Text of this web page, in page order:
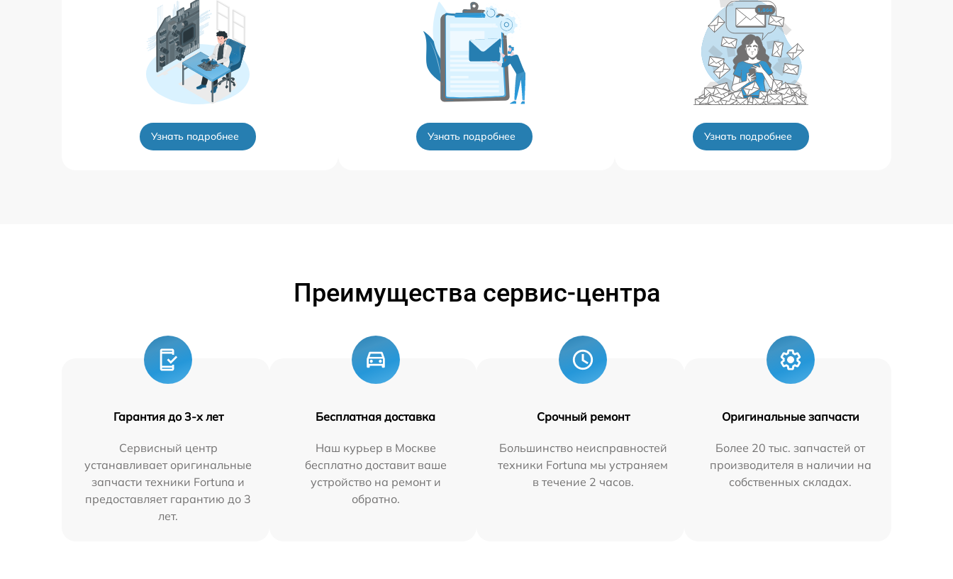
Узнать подробнее Узнать подробнее Узнать подробнее
Преимущества сервис-центра
Гарантия до 3-х лет
Сервисный центр
устанавливает оригинальные
запчасти техники Fortuna и
предоставляет гарантию до 3
лет.
Бесплатная доставка
Наш курьер в Москве
бесплатно доставит ваше
устройство на ремонт и
обратно.
Срочный ремонт
Большинство неисправностей
техники Fortuna мы устраняем
в течение 2 часов.
Оригинальные запчасти
Более 20 тыс. запчастей от
производителя в наличии на
собственных складах.